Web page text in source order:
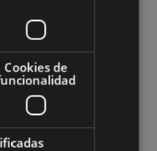
recibe el
2026
Cookies de